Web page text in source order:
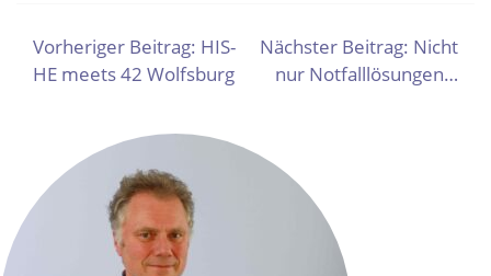
BEITRAGSNAVIGATION
Vorheriger Beitrag: HIS-
HE meets 42 Wolfsburg
Nächster Beitrag: Nicht
nur Notfalllösungen…